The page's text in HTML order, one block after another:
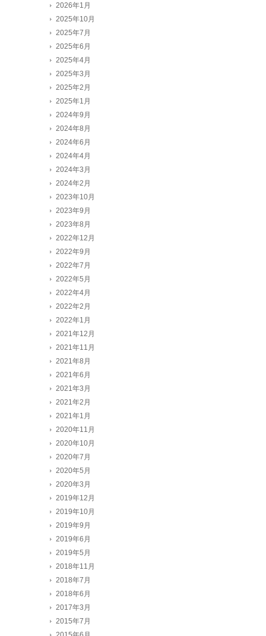
2026年1月
2025年10月
2025年7月
2025年6月
2025年4月
2025年3月
2025年2月
2025年1月
2024年9月
2024年8月
2024年6月
2024年4月
2024年3月
2024年2月
2023年10月
2023年9月
2023年8月
2022年12月
2022年9月
2022年7月
2022年5月
2022年4月
2022年2月
2022年1月
2021年12月
2021年11月
2021年8月
2021年6月
2021年3月
2021年2月
2021年1月
2020年11月
2020年10月
2020年7月
2020年5月
2020年3月
2019年12月
2019年10月
2019年9月
2019年6月
2019年5月
2018年11月
2018年7月
2018年6月
2017年3月
2015年7月